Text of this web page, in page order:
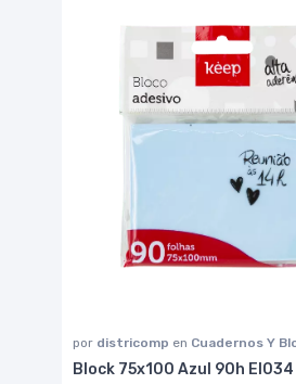
por districomp en Cuadernos Y
Block 75x100 Azul 90h EI034